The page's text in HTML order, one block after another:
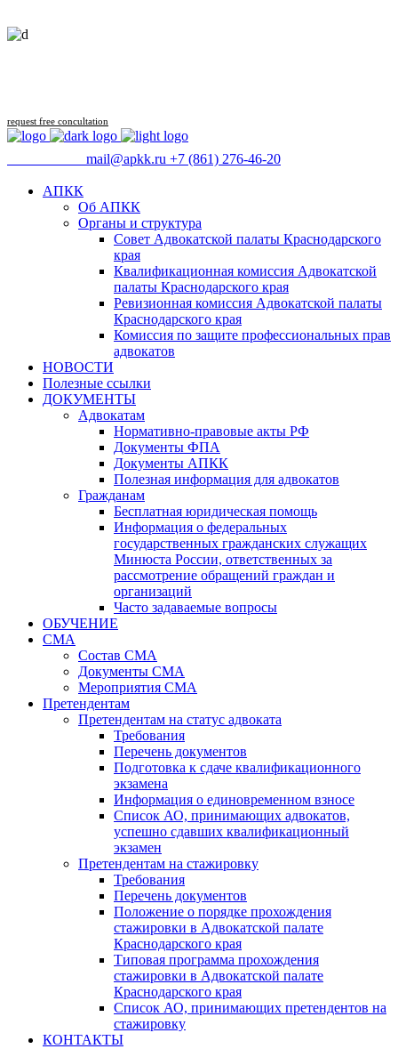
request free concultation
mail@apkk.ru +7 (861) 276-46-20
АПКК
Об АПКК
Органы и структура
Совет Адвокатской палаты Краснодарского
края
Квалификационная комиссия Адвокатской
палаты Краснодарского края
Ревизионная комиссия Адвокатской палаты
Краснодарского края
Комиссия по защите профессиональных прав
адвокатов
НОВОСТИ
Полезные ссылки
ДОКУМЕНТЫ
Адвокатам
Нормативно-правовые акты РФ
Документы ФПА
Документы АПКК
Полезная информация для адвокатов
Гражданам
Бесплатная юридическая помощь
Информация о федеральных
государственных гражданских служащих
Минюста России, ответственных за
рассмотрение обращений граждан и
организаций
Часто задаваемые вопросы
ОБУЧЕНИЕ
СМА
Состав СМА
Документы СМА
Мероприятия СМА
Претендентам
Претендентам на статус адвоката
Требования
Перечень документов
Подготовка к сдаче квалификационного
экзамена
Информация о единовременном взносе
Список АО, принимающих адвокатов,
успешно сдавших квалификационный
экзамен
Претендентам на стажировку
Требования
Перечень документов
Положение о порядке прохождения
стажировки в Адвокатской палате
Краснодарского края
Типовая программа прохождения
стажировки в Адвокатской палате
Краснодарского края
Список АО, принимающих претендентов на
стажировку
КОНТАКТЫ